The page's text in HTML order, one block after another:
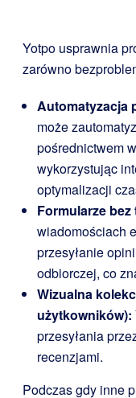
Yotpo usprawnia
zarówno
Automatyzacja
może
pośrednictwem
wykorzystując
optymalizacji
Formularze bez
wiadomościach
przesyłanie
odbiorczej, co
Wizualna
użytkowników):
przesyłania
recenzjami.
Podczas gdy inne